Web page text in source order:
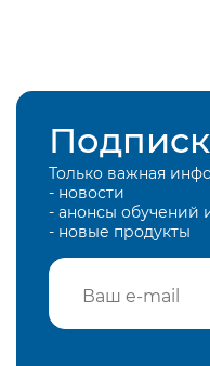
Только важная
- новости
- анонсы обучений
- новые продукты